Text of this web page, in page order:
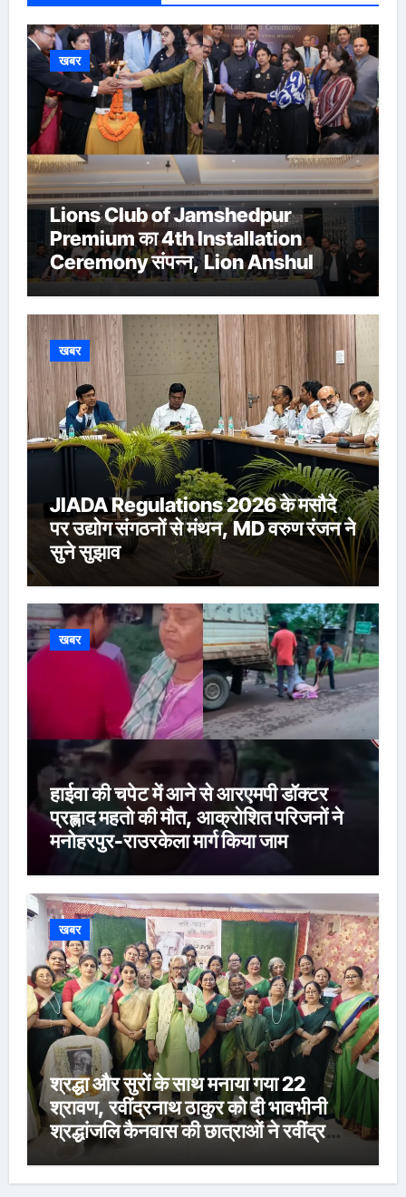
खबर
Lions Club of Jamshedpur
Premium का 4th Installation
Ceremony संपन्न, Lion Anshul
Ringasia ने संभाला अध्यक्ष पद
खबर
JIADA Regulations 2026 के मसौदे
पर उद्योग संगठनों से मंथन, MD वरुण रंजन ने
सुने सुझाव
खबर
हाईवा की चपेट में आने से आरएमपी डॉक्टर
प्रह्लाद महतो की मौत, आक्रोशित परिजनों ने
मनोहरपुर-राउरकेला मार्ग किया जाम
खबर
श्रद्धा और सुरों के साथ मनाया गया 22
श्रावण, रवींद्रनाथ ठाकुर को दी भावभीनी
श्रद्धांजलि कैनवास की छात्राओं ने रवींद्र
बांधा समां